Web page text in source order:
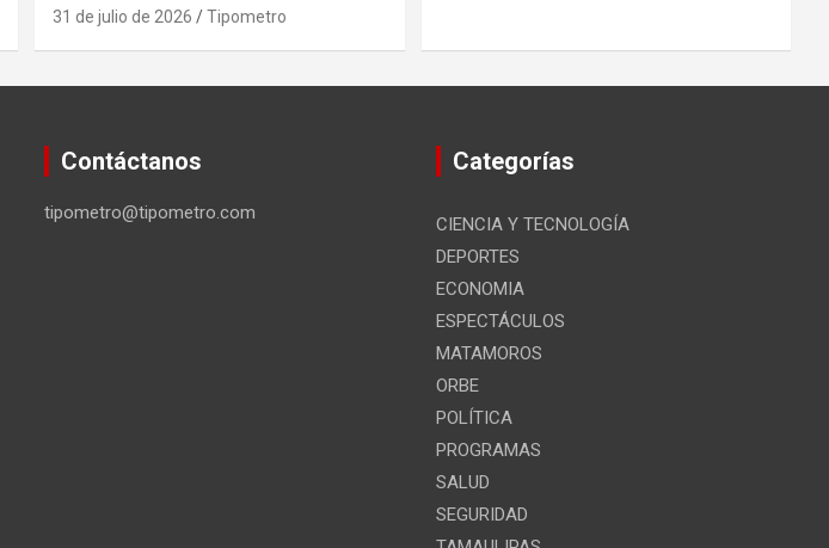
31 de julio de 2026 Tipometro
Contáctanos
tipometro@tipometro.com
Categorías
CIENCIA Y TECNOLOGÍA
DEPORTES
ECONOMIA
ESPECTÁCULOS
MATAMOROS
ORBE
POLÍTICA
PROGRAMAS
SALUD
SEGURIDAD